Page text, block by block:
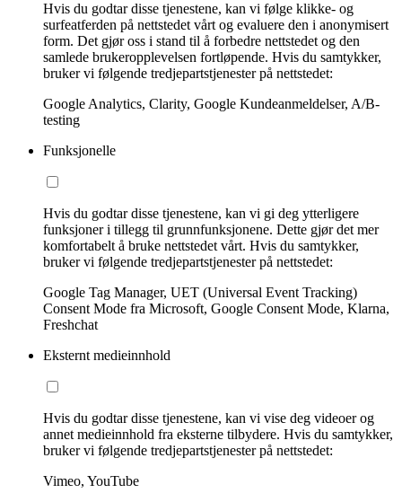
Hvis du godtar disse tjenestene, kan vi følge klikke- og
surfeatferden på nettstedet vårt og evaluere den i anonymisert
form. Det gjør oss i stand til å forbedre nettstedet og den
samlede brukeropplevelsen fortløpende. Hvis du samtykker,
bruker vi følgende tredjepartstjenester på nettstedet:
Google Analytics, Clarity, Google Kundeanmeldelser, A/B-
testing
Funksjonelle
Hvis du godtar disse tjenestene, kan vi gi deg ytterligere
funksjoner i tillegg til grunnfunksjonene. Dette gjør det mer
komfortabelt å bruke nettstedet vårt. Hvis du samtykker,
bruker vi følgende tredjepartstjenester på nettstedet:
Google Tag Manager, UET (Universal Event Tracking)
Consent Mode fra Microsoft, Google Consent Mode, Klarna,
Freshchat
Eksternt medieinnhold
Hvis du godtar disse tjenestene, kan vi vise deg videoer og
annet medieinnhold fra eksterne tilbydere. Hvis du samtykker,
bruker vi følgende tredjepartstjenester på nettstedet:
Vimeo, YouTube